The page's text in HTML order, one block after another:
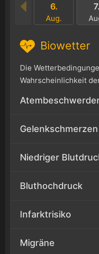
6.
Aug.
7.
Biowetter
Die
Wahrscheinlichkeit
Gelenkschmerzen
Niedriger
Bluthochdruck
Infarktrisiko
Migräne